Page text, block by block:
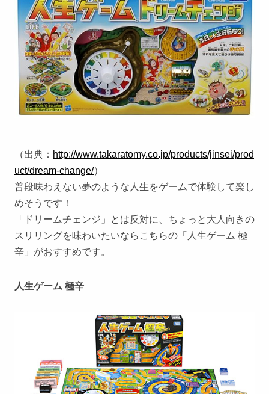
（出典： http://www.takaratomy.co.jp/products/jinsei/prod
uct/dream-change/）
普段味わえない夢のような人生をゲームで体験して楽し
めそうです！
「ドリームチェンジ」とは反対に、ちょっと大人向きの
スリリングを味わいたいならこちらの「人生ゲーム 極
辛」がおすすめです。
人生ゲーム 極辛